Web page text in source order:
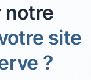
notre
site
?